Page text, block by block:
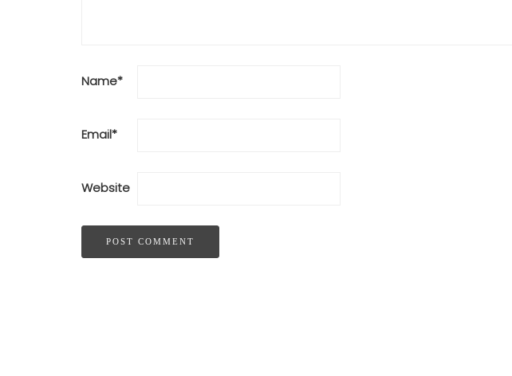
Name*
Email*
Website